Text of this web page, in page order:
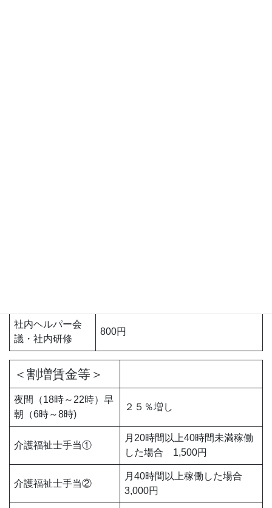
社内ヘルパー会
議・社内研修
800円
＜割増賃金等＞
夜間（18時～22時）早
朝（6時～8時)
２５％増し
介護福祉士手当①
月20時間以上40時間未満稼働
した場合 1,500円
介護福祉士手当②
月40時間以上稼働した場合
3,000円